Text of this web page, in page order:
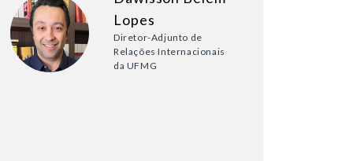
Lopes
Diretor-Adjunto de
Relações Internacionais
da UFMG